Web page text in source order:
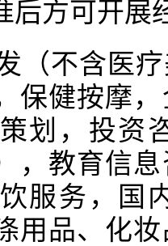
后方可开展
（不含医
保健按摩
划，投资
，教育信
服务，国
用品、化